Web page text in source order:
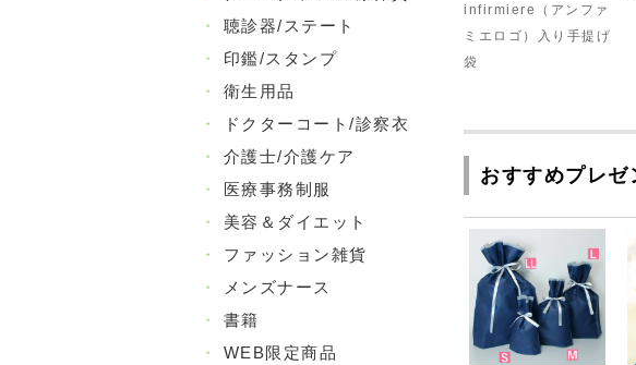
・
聴診器/ステート
・
印鑑/スタンプ
・
衛生用品
・
ドクターコート/診察衣
・
介護士/介護ケア
・
医療事務制服
・
美容＆ダイエット
・
ファッション雑貨
・
メンズナース
・
書籍
・
WEB限定商品
infirmiere（アンファ
ミエロゴ）入り手提げ
袋
おすすめプレ